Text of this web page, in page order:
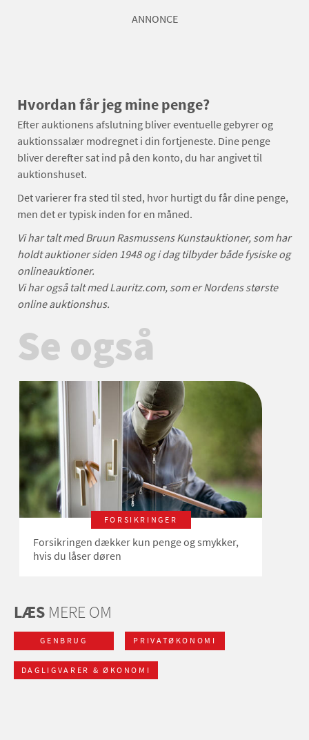
ANNONCE
Hvordan får jeg mine penge?
Efter auktionens afslutning bliver eventuelle gebyrer og
auktionssalær modregnet i din fortjeneste. Dine penge
bliver derefter sat ind på den konto, du har angivet til
auktionshuset.
Det varierer fra sted til sted, hvor hurtigt du får dine penge,
men det er typisk inden for en måned.
Vi har talt med Bruun Rasmussens Kunstauktioner, som har
holdt auktioner siden 1948 og i dag tilbyder både fysiske og
onlineauktioner.
Vi har også talt med Lauritz.com, som er Nordens største
online auktionshus.
Se også
FORSIKRINGER
Forsikringen dækker kun penge og smykker,
hvis du låser døren
LÆS MERE OM
GENBRUG PRIVATØKONOMI
DAGLIGVARER & ØKONOMI